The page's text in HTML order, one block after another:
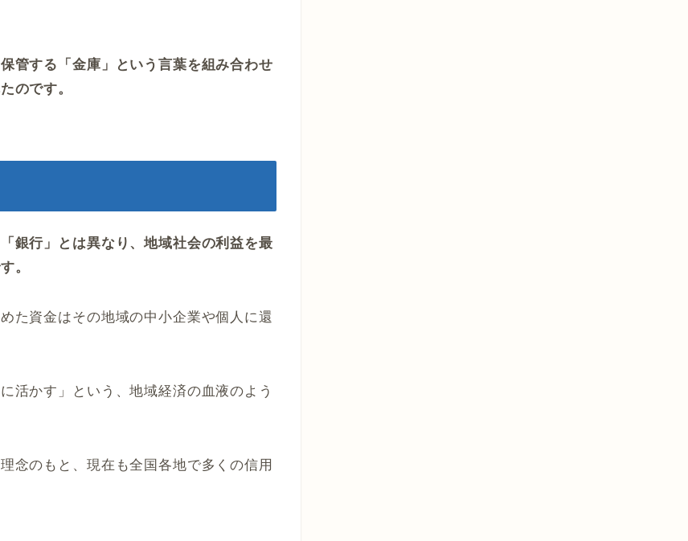
管する「金庫」という言葉を組み合わせ
のです。
銀行」とは異なり、地域社会の利益を最
。
た資金はその地域の中小企業や個人に還
活かす」という、地域経済の血液のよう
念のもと、現在も全国各地で多くの信用